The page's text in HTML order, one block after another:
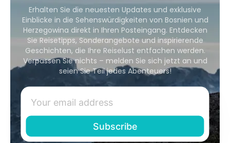
Erhalten Sie die neuesten Updates und exklusive
Einblicke in die Sehenswürdigkeiten von Bosnien und
Herzegowina direkt in Ihren Posteingang. Entdecken
Sie Reisetipps, Sonderangebote und inspirierende
Geschichten, die Ihre Reiselust entfachen werden.
Verpassen Sie nichts – melden Sie sich jetzt an und
seien Sie Teil jedes Abenteuers!